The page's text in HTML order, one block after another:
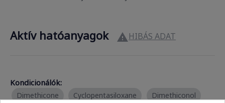
Aktív hatóanyagok HIBÁS ADAT
Kondicionálók:
Dimethicone Cyclopentasiloxane Dimethiconol